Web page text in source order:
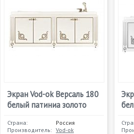
Экран Vod-ok Версаль 180
белый патиниа золото
Страна:
Россия
Производитель: Vod-ok